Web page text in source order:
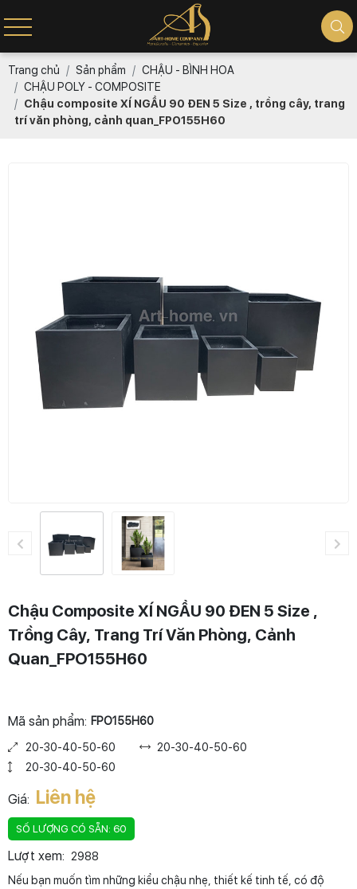
Trang chủ Sản phẩm
CHẬU - BÌNH HOA
CHẬU POLY - COMPOSITE
Chậu composite XÍ NGẦU 90 ĐEN 5 Size , trồng cây, trang
trí văn phòng, cảnh quan_FPO155H60
Chậu Composite XÍ NGẦU 90 ĐEN 5 Size ,
Trồng Cây, Trang Trí Văn Phòng, Cảnh
Quan_FPO155H60
Mã sản phẩm: FPO155H60
20-30-40-50-60
20-30-40-50-60
20-30-40-50-60
Giá: Liên hệ
SỐ LƯỢNG CÓ SẴN: 60
Lượt xem:
2988
Nếu bạn muốn tìm những kiểu chậu nhẹ, thiết kế tinh tế, có độ